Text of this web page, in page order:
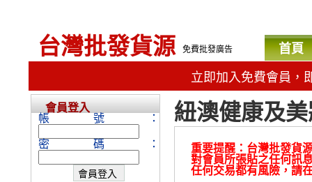
台灣批發貨源 免費批發廣告 首頁
立即加入免費會員，
紐澳健康及
重要提醒：台灣批發貨
對會員所張貼之任何訊
任何交易都有風險，請
會員登入
帳號：
密碼：